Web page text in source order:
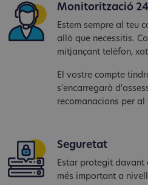
Monitorització
Estem sempre al teu
allò que necessitis.
mitjançant telèfon,
El vostre compte
s'encarregarà
recomanacions per
Seguretat
Estar protegit davant
més important a